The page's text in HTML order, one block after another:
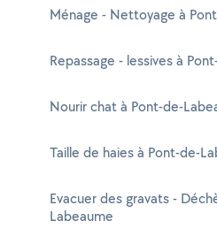
Ménage - Nettoyage à
Repassage - lessives à
Nourir chat à Pont-de-
Taille de haies à Pont-de-
Evacuer des gravats -
Labeaume